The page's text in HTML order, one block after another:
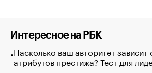
Интересное на РБК
Насколько ваш авторитет зависит
атрибутов престижа? Тест для